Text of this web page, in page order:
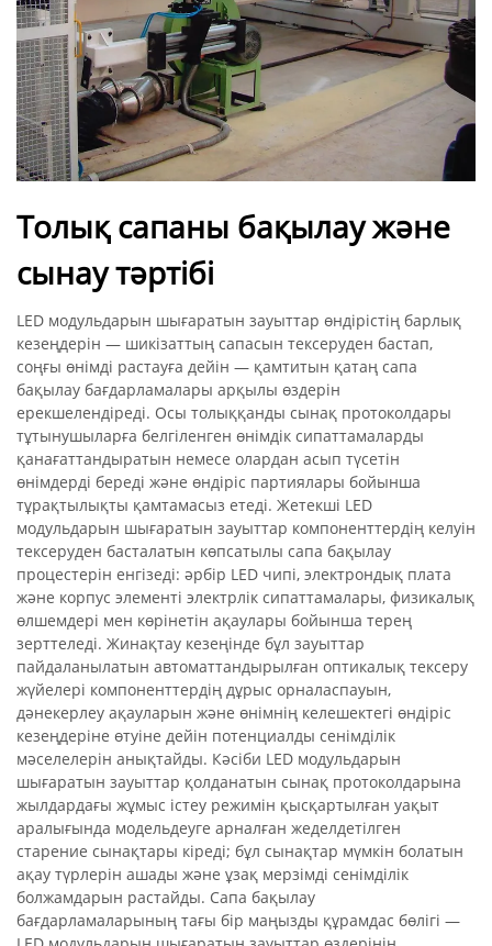
Толық сапаны бақылау және
сынау тәртібі
LED модульдарын шығаратын зауыттар өндірістің барлық
кезеңдерін — шикізаттың сапасын тексеруден бастап,
соңғы өнімді растауға дейін — қамтитын қатаң сапа
бақылау бағдарламалары арқылы өздерін
ерекшелендіреді. Осы толыққанды сынақ протоколдары
тұтынушыларға белгіленген өнімдік сипаттамаларды
қанағаттандыратын немесе олардан асып түсетін
өнімдерді береді және өндіріс партиялары бойынша
тұрақтылықты қамтамасыз етеді. Жетекші LED
модульдарын шығаратын зауыттар компоненттердің келуін
тексеруден басталатын көпсатылы сапа бақылау
процестерін енгізеді: әрбір LED чипі, электрондық плата
және корпус элементі электрлік сипаттамалары, физикалық
өлшемдері мен көрінетін ақаулары бойынша терең
зерттеледі. Жинақтау кезеңінде бұл зауыттар
пайдаланылатын автоматтандырылған оптикалық тексеру
жүйелері компоненттердің дұрыс орналаспауын,
дәнекерлеу ақауларын және өнімнің келешектегі өндіріс
кезеңдеріне өтуіне дейін потенциалды сенімділік
мәселелерін анықтайды. Кәсіби LED модульдарын
шығаратын зауыттар қолданатын сынақ протоколдарына
жылдардағы жұмыс істеу режимін қысқартылған уақыт
аралығында модельдеуге арналған жеделдетілген
старение сынақтары кіреді; бұл сынақтар мүмкін болатын
ақау түрлерін ашады және ұзақ мерзімді сенімділік
болжамдарын растайды. Сапа бақылау
бағдарламаларының тағы бір маңызды құрамдас бөлігі —